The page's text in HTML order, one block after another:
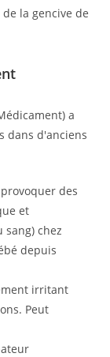
la gencive de
a
dans d'anciens
des
et
sang) chez
depuis
irritant
Peut